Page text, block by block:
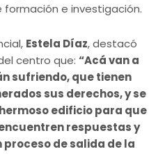
e investigación.
Estela Díaz, destacó
centro que: “Acá van a
sufriendo, que tienen
sus derechos, y se
edificio para que
respuestas y
de salida de la